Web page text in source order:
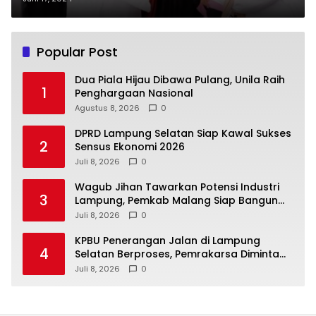
Popular Post
1
Dua Piala Hijau Dibawa Pulang, Unila Raih
Penghargaan Nasional
Agustus 8, 2026 0
2
DPRD Lampung Selatan Siap Kawal Sukses
Sensus Ekonomi 2026
Juli 8, 2026 0
3
Wagub Jihan Tawarkan Potensi Industri
Lampung, Pemkab Malang Siap Bangun
Sinergi
Juli 8, 2026 0
4
KPBU Penerangan Jalan di Lampung
Selatan Berproses, Pemrakarsa Diminta
Susun FS
Juli 8, 2026 0